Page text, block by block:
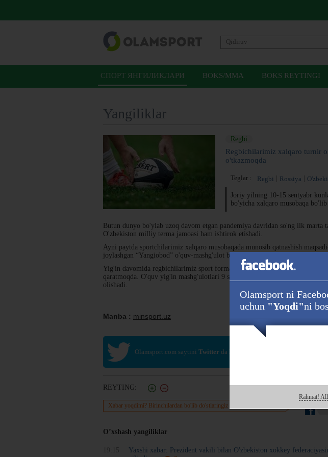
СПОРТ ЯНГИЛИКЛАРИ BOKS/MMA BOKS REYTINGI
Yangiliklar
Regbi
Regbichilarimiz xalqaro turnir
o'tkazmoqda
Teglar : Regbi Rossiya
Joriy yilning 10-15 sentyabr
bo'yicha xalqaro musobaqa
Butun dunyo bo'ylab uzoq davom etgan pandemiya davridan so'ng ilk marta
O'zbekiston milliy terma jamoasi ham ishtirok etishadi.
Ayni paytda sportchilarimiz xalqaro musobaqada munosib qatnashish
joylashgan “Yangiobod” o'quv-mashg'ulot bazasida so'nggi tayyorgarlik
Yig'in davomida regbichilarimiz sport formalarini tiklash va jamoaviy o'yinni
qaratmoqda. O'quv yig'in mashg'ulotlari 9 sentyabrga qadar davom etadi va
olishadi.
Manba : minsport.uz
Olamsport.com saytini Twitter da ham kuzating!
REYTING:
Xabar yoqdimi? Birinchilardan bo'lib do'stlaringiz bilan o'rtoqlashing!
O’xshash yangiliklar
Yaxshi xabar: Prezident vakili bilan O'zbekiston xokkey
Olamsport ni
uchun "Yoqdi"ni
Rahmat!